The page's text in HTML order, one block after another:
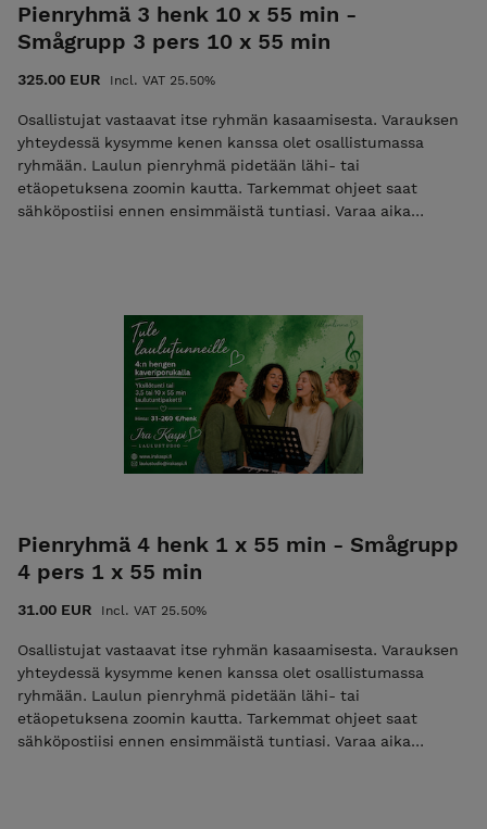
Pienryhmä 3 henk 10 x 55 min -
Smågrupp 3 pers 10 x 55 min
325.00 EUR Incl. VAT 25.50%
Osallistujat vastaavat itse ryhmän kasaamisesta. Varauksen
yhteydessä kysymme kenen kanssa olet osallistumassa
ryhmään. Laulun pienryhmä pidetään lähi- tai
etäopetuksena zoomin kautta. Tarkemmat ohjeet saat
sähköpostiisi ennen ensimmäistä tuntiasi. Varaa aika
tunnin hinnasta. HUOM: Hinta on per henkilö - kukin
osallistuja hankkii tunnin itselleen!
Pienryhmä 4 henk 1 x 55 min - Smågrupp
4 pers 1 x 55 min
31.00 EUR Incl. VAT 25.50%
Osallistujat vastaavat itse ryhmän kasaamisesta. Varauksen
yhteydessä kysymme kenen kanssa olet osallistumassa
ryhmään. Laulun pienryhmä pidetään lähi- tai
etäopetuksena zoomin kautta. Tarkemmat ohjeet saat
sähköpostiisi ennen ensimmäistä tuntiasi. Varaa aika